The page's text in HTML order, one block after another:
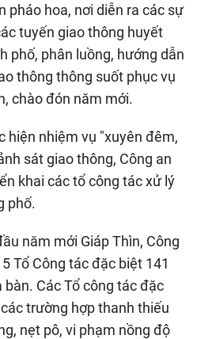
pháo hoa, nơi diễn ra các sự
tuyến giao thông huyết
phố, phân luồng, hướng dẫn
thông thông suốt phục vụ
chào đón năm mới.
hiện nhiệm vụ "xuyên đêm,
sát giao thông, Công an
khai các tổ công tác xử lý
phố.
năm mới Giáp Thìn, Công
Tổ Công tác đặc biệt 141
Các Tổ công tác đặc
trường hợp thanh thiếu
nẹt pô, vi phạm nồng độ